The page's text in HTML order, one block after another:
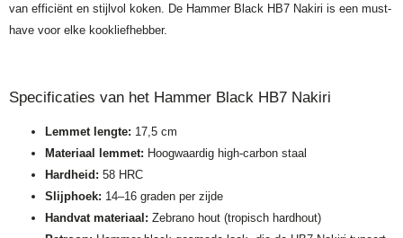
van efficiënt en stijlvol koken. De Hammer Black HB7 Nakiri is een must-
have voor elke kookliefhebber.
Specificaties van het Hammer Black HB7 Nakiri
Lemmet lengte: 17,5 cm
Materiaal lemmet: Hoogwaardig high-carbon staal
Hardheid: 58 HRC
Slijphoek: 14–16 graden per zijde
Handvat materiaal: Zebrano hout (tropisch hardhout)